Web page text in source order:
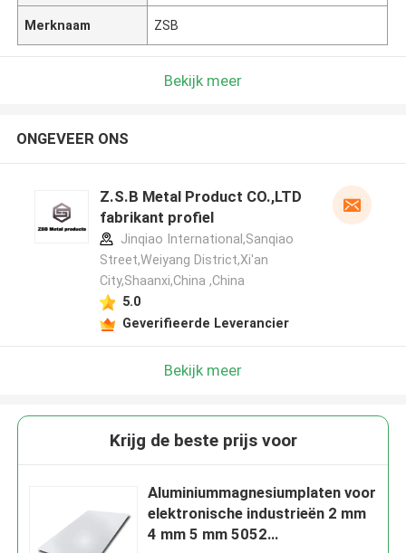
Merknaam ZSB
Bekijk meer
ONGEVEER ONS
Z.S.B Metal Product CO.,LTD
fabrikant profiel
Jinqiao International,Sanqiao
Street,Weiyang District,Xi'an
City,Shaanxi,China ,China
5.0
Geverifieerde Leverancier
Bekijk meer
Krijg de beste prijs voor
Aluminiummagnesiumplaten voor
elektronische industrieën 2 mm
4 mm 5 mm 5052